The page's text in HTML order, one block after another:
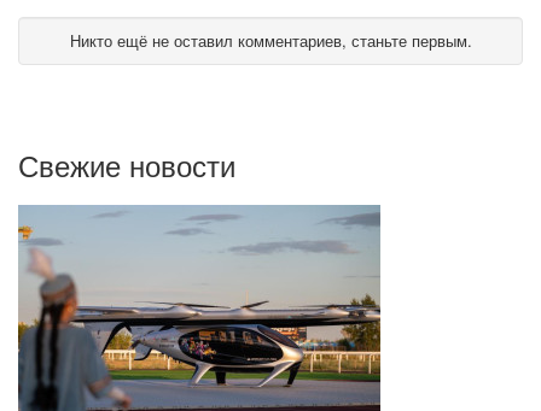
Никто ещё не оставил комментариев, станьте первым.
Свежие новости